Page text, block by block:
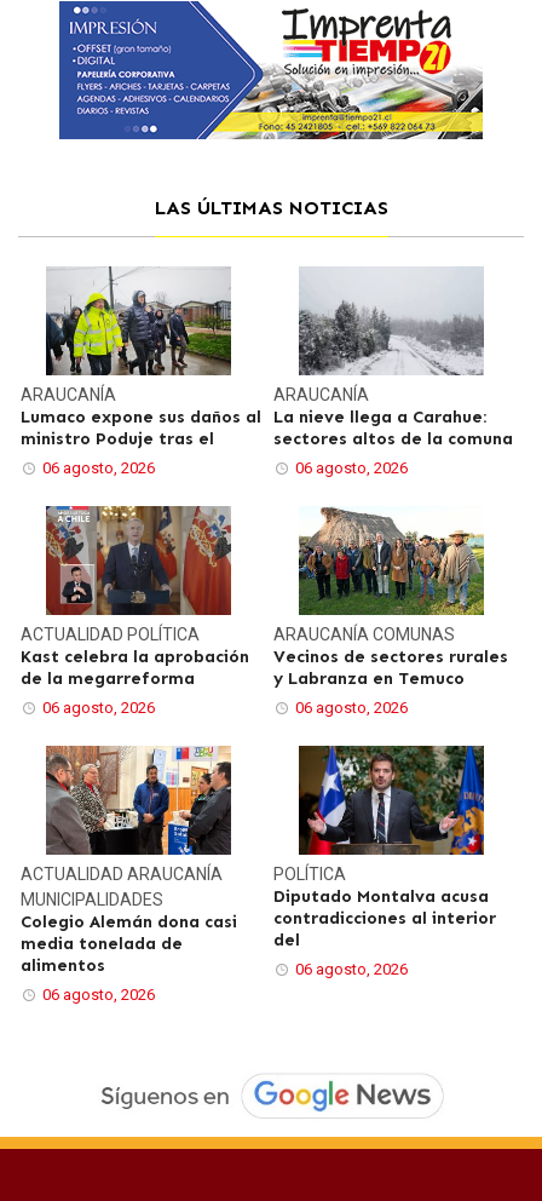
LAS ÚLTIMAS NOTICIAS
ARAUCANÍA
Lumaco expone sus daños al
ministro Poduje tras el
06 agosto, 2026
ARAUCANÍA
La nieve llega a Carahue:
sectores altos de la comuna
06 agosto, 2026
ACTUALIDAD POLÍTICA
Kast celebra la aprobación
de la megarreforma
06 agosto, 2026
ARAUCANÍACOMUNAS
Vecinos de sectores rurales
y Labranza en Temuco
06 agosto, 2026
ACTUALIDADARAUCANÍA
MUNICIPALIDADES
Colegio Alemán dona casi
media tonelada de
alimentos
06 agosto, 2026
POLÍTICA
Diputado Montalva acusa
contradicciones al interior
del
06 agosto, 2026